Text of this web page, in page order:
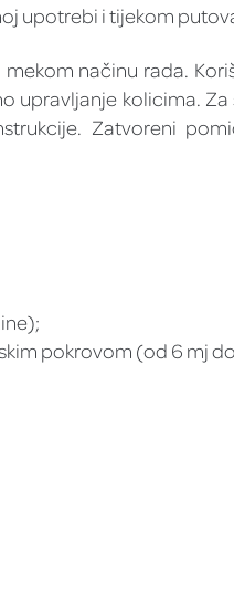
upotrebi i tijekom
načinu rada.
kolicima.
Zatvoreni
pokrovom (od 6 mj do